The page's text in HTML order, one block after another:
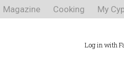
Magazine Cooking My
Log in with